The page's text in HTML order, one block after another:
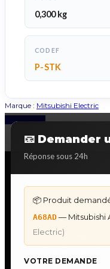
0,300 kg
CODEF
P-STK
Marque : Mitsubishi Electric
📧 Demander
Réponse sous 24h
📦 Produit
A68AD — Mitsubishi
Electric)
VOTRE DEMANDE
Back to Top
DÉPANNAGE
Dépannage
Dépannage
Dépannage